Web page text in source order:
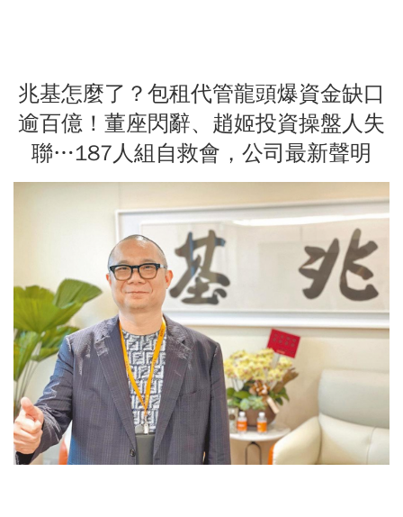
兆基怎麼了？包租代管龍頭爆資金缺口
逾百億！董座閃辭、趙姬投資操盤人失
聯…187人組自救會，公司最新聲明